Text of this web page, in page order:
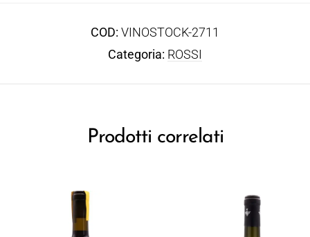
COD: VINOSTOCK-2711
Categoria: ROSSI
Prodotti correlati